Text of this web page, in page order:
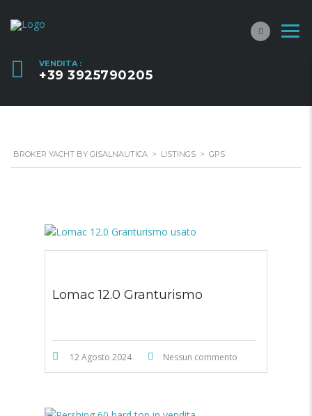
VENDITA :
+39 3925790205
BROKER YACHT BY GISALNAUTICA > LISTINGS > GPS
Lomac 12.0 Granturismo
12 Agosto 2024 Nessun commento